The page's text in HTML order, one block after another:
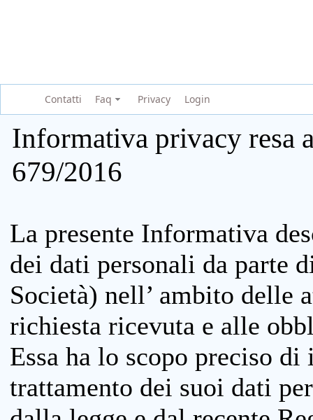
Contatti Faq Privacy Login
Informativa privacy resa
679/2016
La presente Informativa
dei dati personali da parte
Società) nell’ ambito delle
richiesta ricevuta e alle
Essa ha lo scopo preciso
trattamento dei suoi dati